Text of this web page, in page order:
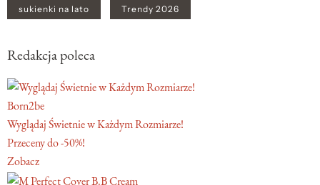
sukienki na lato Trendy 2026
Redakcja poleca
Born2be
Wyglądaj Świetnie w Każdym Rozmiarze!
Przeceny do -50%!
Zobacz